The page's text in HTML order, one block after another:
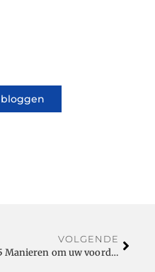
VOLGENDE
5 Manieren om uw voordeur veiliger te maken